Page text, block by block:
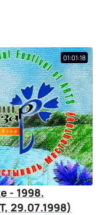
01:01:18
- 1998.
29.07.1998)